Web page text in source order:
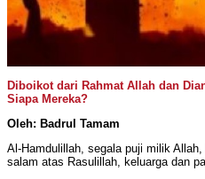
Diboikot dari Rahmat Allah dan
Siapa Mereka?
Oleh: Badrul Tamam
Al-Hamdulillah, segala puji milik
salam atas Rasulillah, keluarga dan